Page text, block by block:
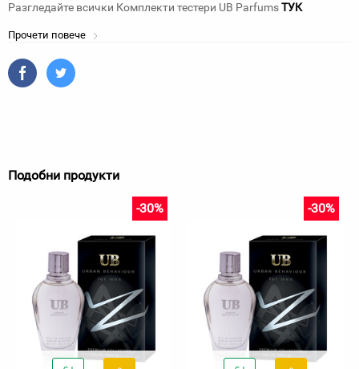
Разгледайте всички Комплекти тестери UB ParfumsТУК
Прочети повече
Подобни продукти
-30% -30%